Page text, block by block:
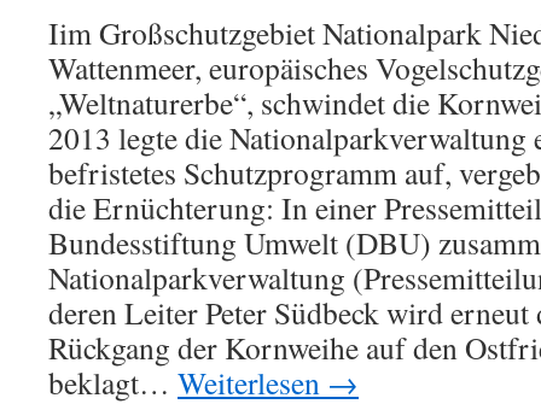
Iim Großschutzgebiet Nationalpark
Wattenmeer, europäisches
„Weltnaturerbe“, schwindet die
2013 legte die Nationalparkverwaltung
befristetes Schutzprogramm auf,
die Ernüchterung: In einer
Bundesstiftung Umwelt (DBU)
Nationalparkverwaltung
deren Leiter Peter Südbeck wird erneut
Rückgang der Kornweihe auf den
beklagt… Weiterlesen →